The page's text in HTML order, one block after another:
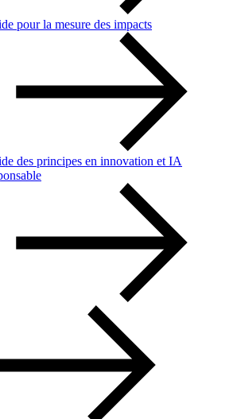
pour la mesure des impacts
des principes en innovation et IA